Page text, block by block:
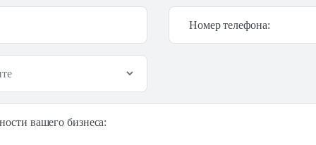
Номер телефона:
вашего бизнеса: